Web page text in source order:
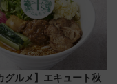
グルメ】エキュート秋